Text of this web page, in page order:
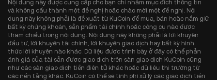
Nội dung này được cung cấp cho bạn chỉ nhằm mục đích thông tin
và không cấu thành một đề nghị hoặc chào mời một đề nghị. Nội
dung này không phải là đề xuất từ KuCoin để mua, bán hoặc nắm giữ
bất kỳ chứng khoán, sản phẩm tài chính hoặc công cụ nào được
tham chiếu trong nội dung. Nội dung này không phải là lời khuyên
đầu tư, lời khuyên tài chính, lời khuyên giao dịch hay bất kỳ hình
thức lời khuyên nào khác. Dữ liệu được trình bày ở đây có thể phản
ánh giá của tài sản được giao dịch trên sàn giao dịch KuCoin cũng
như các sàn giao dịch tiền điện tử khác hoặc dữ liệu thị trường từ
các nền tảng khác. KuCoin có thể sẽ tính phí xử lý các giao dịch tiền